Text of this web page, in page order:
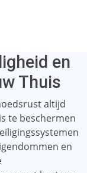
en
Thuis
altijd
te beschermen
en